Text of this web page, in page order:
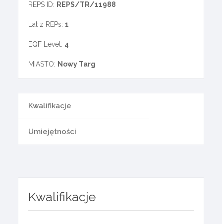
REPS ID: REPS/TR/11988
Lat z REPs:1
EQF Level: 4
MIASTO: Nowy Targ
Kwalifikacje
Umiejętności
Kwalifikacje